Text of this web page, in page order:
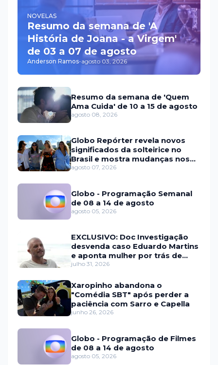
NOVELAS
Resumo da semana de 'A
História de Joana - a Virgem'
de 03 a 07 de agosto
Anderson Ramos-agosto 03, 2026
Resumo da semana de 'Quem
Ama Cuida' de 10 a 15 de agosto
agosto 08, 2026
Globo Repórter revela novos
significados da solteirice no
Brasil e mostra mudanças nos
relacionamentos
agosto 07, 2026
Globo - Programação Semanal
de 08 a 14 de agosto
agosto 05, 2026
EXCLUSIVO: Doc Investigação
desvenda caso Eduardo Martins
e aponta mulher por trás de
fraude internacional
julho 31, 2026
Xaropinho abandona o
"Comédia SBT" após perder a
paciência com Sarro e Capella
junho 26, 2026
Globo - Programação de Filmes
de 08 a 14 de agosto
agosto 05, 2026